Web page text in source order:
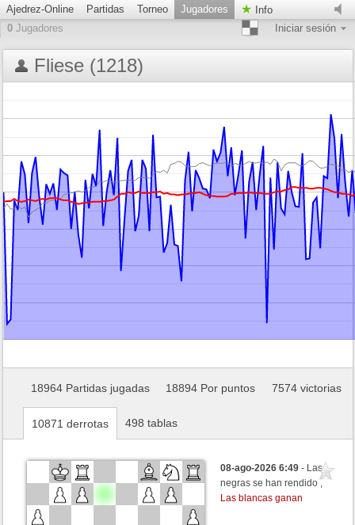
Ajedrez-Online Partidas Torneo Jugadores
Info
0 Jugadores Iniciar sesión
Fliese (1218)
18964 Partidas jugadas 18894 Por puntos 7574 victorias
10871 derrotas 498 tablas
08-ago-2026 6:49- Las
negras se han rendido ,
Las blancas ganan